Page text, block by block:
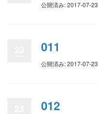
公開済み: 2017-07-23
011
公開済み: 2017-07-23
012